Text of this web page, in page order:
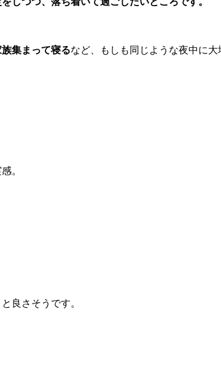
集まって寝るなど、もしも同じような夜中に
。
と良さそうです。